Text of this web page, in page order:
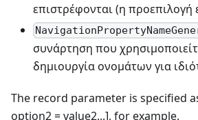
επιστρέφονται (η προεπιλογή
συνάρτηση που
δημιουργία ονομάτων για
The record parameter is specified
option2 = value2...], for example.